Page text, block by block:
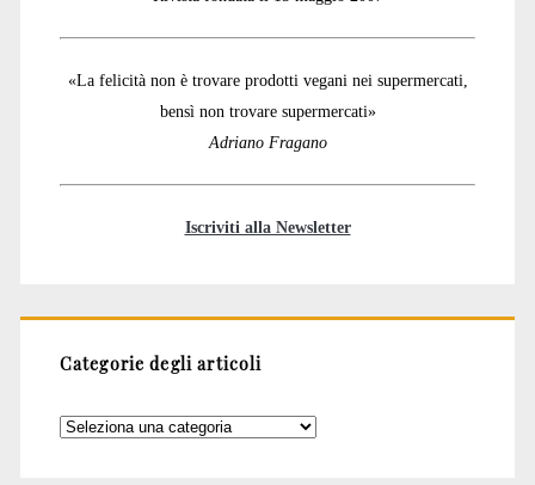
«La felicità non è trovare prodotti vegani nei supermercati,
bensì non trovare supermercati»
Adriano Fragano
Iscriviti alla Newsletter
Categorie degli articoli
Categorie